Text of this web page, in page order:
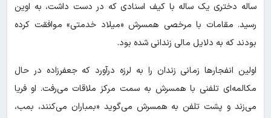
ساله دختری یک ساله با کیف اسنادی که در دست داشت، به اوین
رسید. مقامات با مرخصی همسرش «میلاد خدمتی» موافقت کرده
بودند که به دلایل مالی زندانی شده بود.
اولین انفجارها زمانی زندان را به لرزه درآورد که جعفرزاده در حال
مکالمه‌ای تلفنی با همسرش به سمت مرکز ملاقات می‌رفت. او فریا
می‌زند و پشت تلفن به همسرش می‌گوید «بمباران می‌کنند، بمب،